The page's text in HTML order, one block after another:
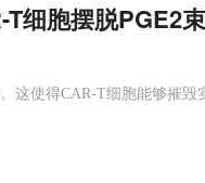
细胞摆脱PGE2
这使得CAR-T细胞能够摧毁